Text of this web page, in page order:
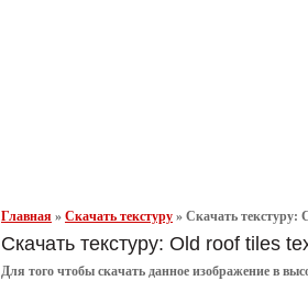
Главная » Скачать текстуру » Скачать текстуру:
Скачать текстуру: Old roof tiles
Для того чтобы скачать данное изображение в